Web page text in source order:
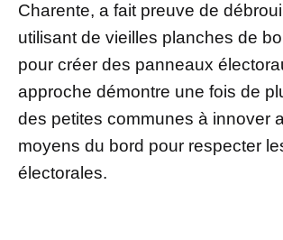
Charente, a fait preuve de
utilisant de vieilles planches de
pour créer des panneaux
approche démontre une fois de
des petites communes à innover
moyens du bord pour respecter
électorales.